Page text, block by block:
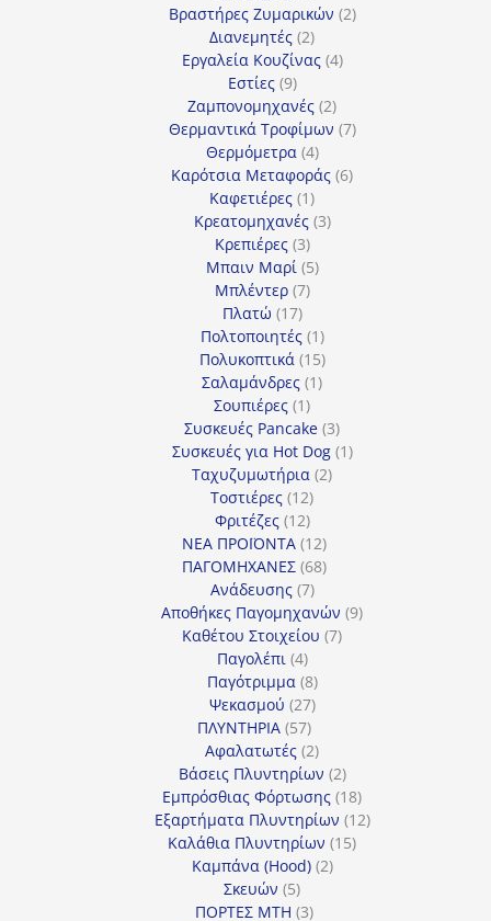
προϊόντα
Βραστήρες Ζυμαρικών 22
Διανεμητές 22
προϊόντα
Εργαλεία Κουζίνας 44
Εστίες 99
προϊόντα
Ζαμπονομηχανές 22
προϊόντα
Θερμαντικά Τροφίμων 77
Θερμόμετρα 44
προϊόντα
Καρότσια Μεταφοράς 66
Καφετιέρες 11
προϊόν
Κρεατομηχανές 33
Κρεπιέρες 33
προϊόντα
Μπαιν Μαρί 55
Μπλέντερ 77
Πλατώ 1717
προϊόντα
Πολτοποιητές 11
προϊόν
Πολυκοπτικά 1515
προϊόντα
Σαλαμάνδρες 11
Σουπιέρες 11
προϊόν
Συσκευές Pancake 33
προϊόντα
Συσκευές για Hot Dog 11
Ταχυζυμωτήρια 22
Τοστιέρες 1212
προϊόντα
Φριτέζες 1212
προϊόντα
ΝΕΑ ΠΡΟΪΟΝΤΑ 1212
προϊόντα
ΠΑΓΟΜΗΧΑΝΕΣ 6868
Ανάδευσης 77
προϊόντα
Αποθήκες Παγομηχανών 99
Καθέτου Στοιχείου 77
Παγολέπι 44
προϊόντα
Παγότριμμα 88
προϊόντα
Ψεκασμού 2727
προϊόντα
ΠΛΥΝΤΗΡΙΑ 5757
προϊόντα
Αφαλατωτές 22
προϊόντα
Βάσεις Πλυντηρίων 22
προϊόντα
Εμπρόσθιας Φόρτωσης 1818
προϊόντα
Εξαρτήματα Πλυντηρίων 1212
Καλάθια Πλυντηρίων 1515
Καμπάνα (Hood) 22
Σκευών 55
προϊόντα
ΠΟΡΤΕΣ MTH 33